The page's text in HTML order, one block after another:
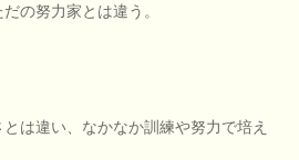
の努力家とは違う。
は違い、なかなか訓練や努力で培え